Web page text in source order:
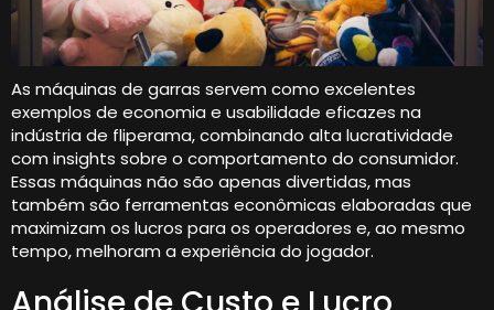
As máquinas de garras servem como excelentes
exemplos de economia e usabilidade eficazes na
indústria de fliperama, combinando alta lucratividade
com insights sobre o comportamento do consumidor.
Essas máquinas não são apenas divertidas, mas
também são ferramentas econômicas elaboradas que
maximizam os lucros para os operadores e, ao mesmo
tempo, melhoram a experiência do jogador.